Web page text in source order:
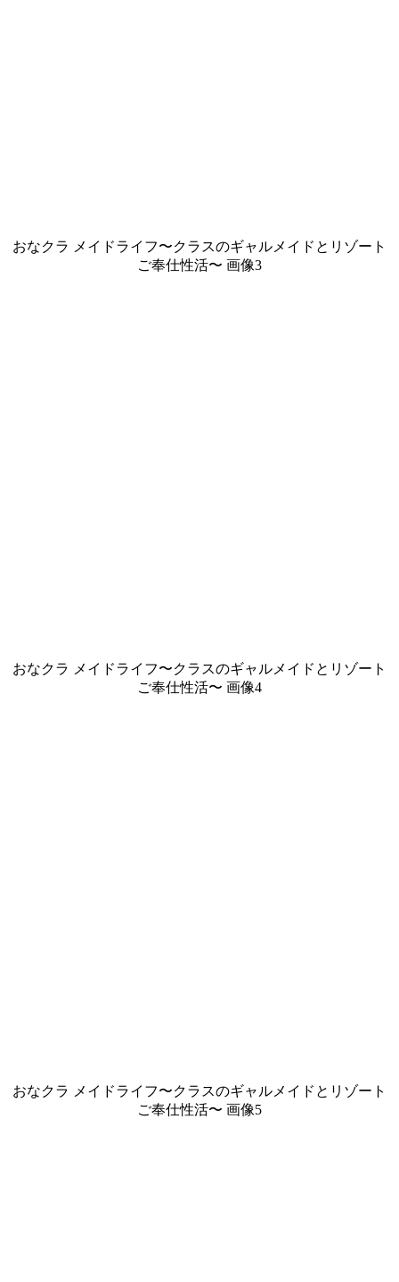
おなクラ メイドライフ〜クラスのギャルメイドとリゾート
ご奉仕性活〜 画像3
おなクラ メイドライフ〜クラスのギャルメイドとリゾート
ご奉仕性活〜 画像4
おなクラ メイドライフ〜クラスのギャルメイドとリゾート
ご奉仕性活〜 画像5